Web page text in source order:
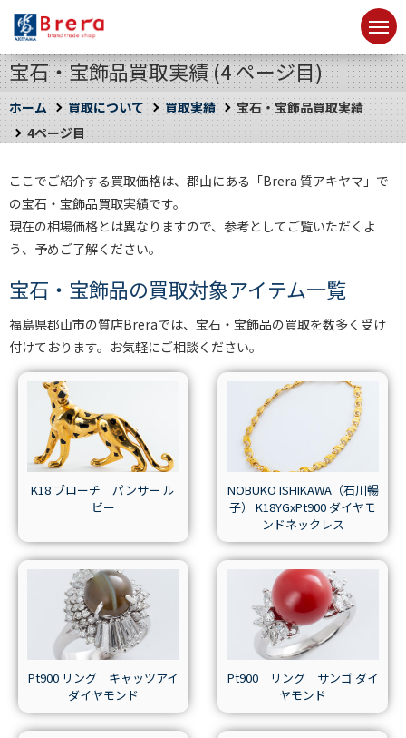
宝石・宝飾品買取実績 (4 ページ目)
ホーム 買取について 買取実績
宝石・宝飾品買取実績
4ページ目
ここでご紹介する買取価格は、郡山にある「Brera 質アキヤマ」で
の宝石・宝飾品買取実績です。
現在の相場価格とは異なりますので、参考としてご覧いただくよ
う、予めご了解ください。
宝石・宝飾品の買取対象アイテム一覧
福島県郡山市の質店Breraでは、宝石・宝飾品の買取を数多く受け
付けております。お気軽にご相談ください。
K18 ブローチ パンサー ル
ビー
NOBUKO ISHIKAWA（石川暢
子） K18YGxPt900 ダイヤモ
ンドネックレス
Pt900 リング キャッツアイ
ダイヤモンド
Pt900 リング サンゴ ダイ
ヤモンド